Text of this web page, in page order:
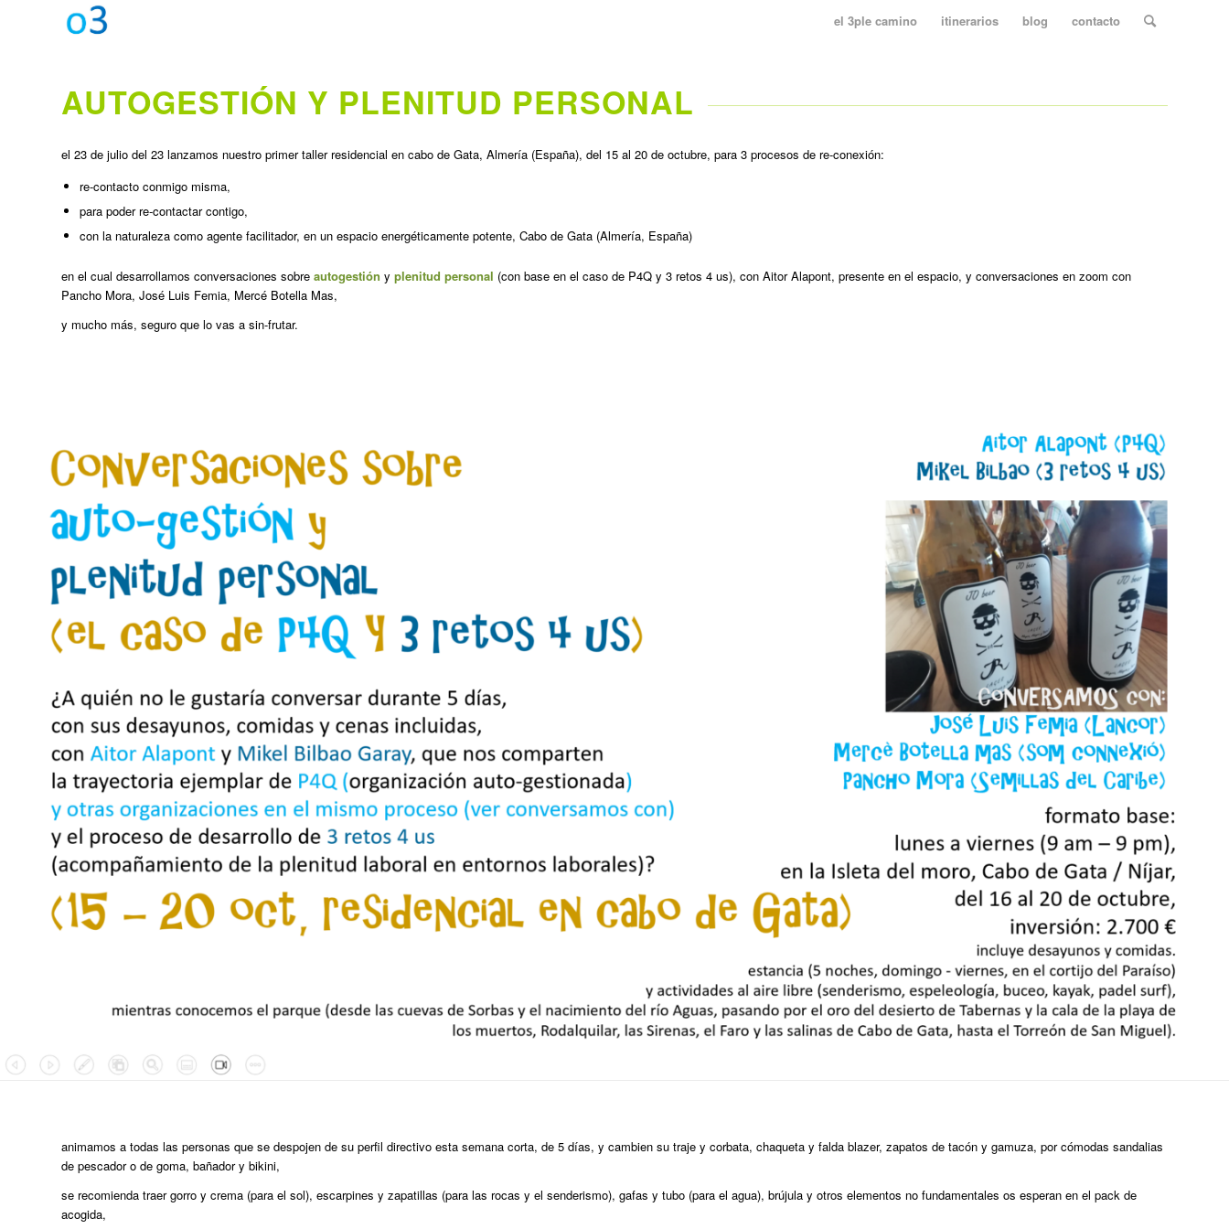
el 3ple camino itinerarios blog contacto
AUTOGESTIÓN Y PLENITUD PERSONAL
el 23 de julio del 23 lanzamos nuestro primer taller residencial en cabo de Gata, Almería (España), del 15 al 20 de octubre, para 3 procesos de re-conexión:
re-contacto conmigo misma,
para poder re-contactar contigo,
con la naturaleza como agente facilitador, en un espacio energéticamente potente, Cabo de Gata (Almería, España)
en el cual desarrollamos conversaciones sobre autogestión y plenitud personal (con base en el caso de P4Q y 3 retos 4 us), con Aitor Alapont, presente en el espacio, y conversaciones en zoom con
Pancho Mora, José Luis Femia, Mercé Botella Mas,
y mucho más, seguro que lo vas a sin-frutar.
animamos a todas las personas que se despojen de su perfil directivo esta semana corta, de 5 días, y cambien su traje y corbata, chaqueta y falda blazer, zapatos de tacón y gamuza, por cómodas sandalias
de pescador o de goma, bañador y bikini,
se recomienda traer gorro y crema (para el sol), escarpines y zapatillas (para las rocas y el senderismo), gafas y tubo (para el agua), brújula y otros elementos no fundamentales os esperan en el pack de
acogida,